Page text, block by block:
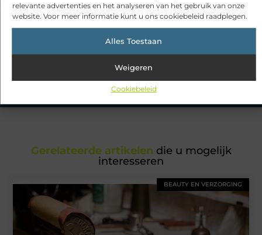
relevante advertenties en het analyseren van het gebruik van onze
website. Voor meer informatie kunt u ons cookiebeleid raadplegen.
Alles Toestaan
Weigeren
Cookiebeleid
Had je deze artikelen al bekeken?
Ontdek de boeiende en interessante verhalen die wij voor je in
petto hebben en mis onze artikelen niet. Duik in diverse
Gerelateerde artikelen die u mogelijk
interesseren
BEAUTY EN VERZORGING